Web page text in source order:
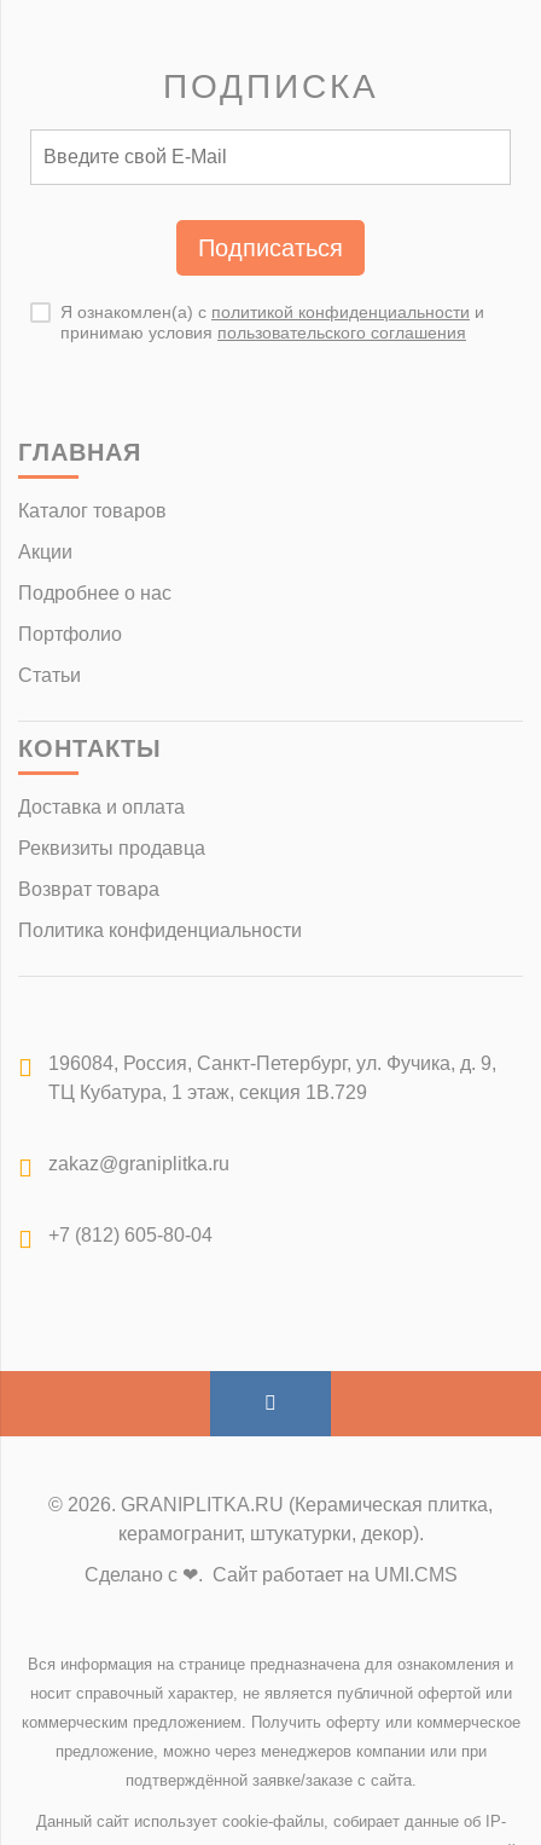
ПОДПИСКА
Подписаться
Я ознакомлен(а) с политикой конфиденциальности и
принимаю условия пользовательского соглашения
ГЛАВНАЯ
Каталог товаров
Акции
Подробнее о нас
Портфолио
Статьи
КОНТАКТЫ
Доставка и оплата
Реквизиты продавца
Возврат товара
Политика конфиденциальности
196084, Россия, Санкт-Петербург, ул. Фучика, д. 9,
ТЦ Кубатура, 1 этаж, секция 1В.729
zakaz@graniplitka.ru
+7 (812) 605-80-04
© 2026. GRANIPLITKA.RU (Керамическая плитка,
керамогранит, штукатурки, декор).
Сделано с ❤. Сайт работает на UMI.CMS
Вся информация на странице предназначена для ознакомления и
носит справочный характер, не является публичной офертой или
коммерческим предложением. Получить оферту или коммерческое
предложение, можно через менеджеров компании или при
подтверждённой заявке/заказе с сайта.
Данный сайт использует cookie-файлы, собирает данные об IP-